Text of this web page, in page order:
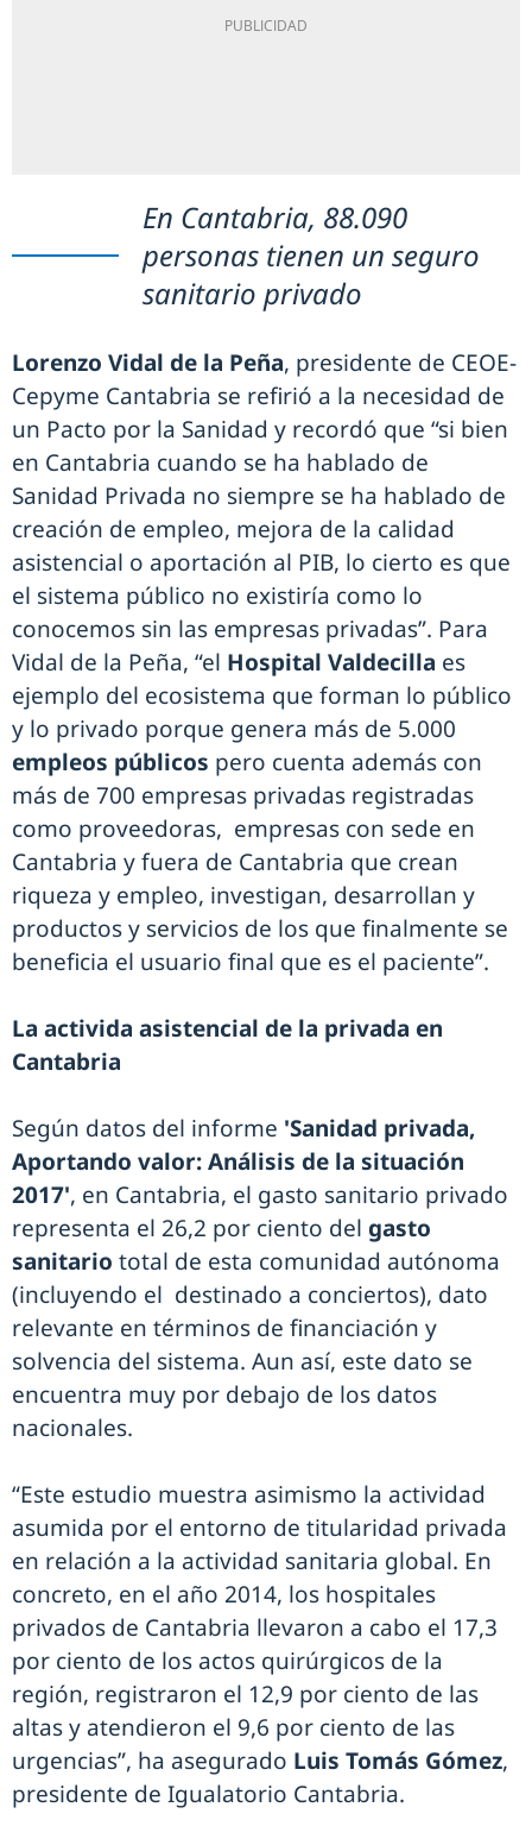
En Cantabria, 88.090
personas tienen un seguro
sanitario privado
Lorenzo Vidal de la Peña, presidente de CEOE-
Cepyme Cantabria se refirió a la necesidad de
un Pacto por la Sanidad y recordó que “si bien
en Cantabria cuando se ha hablado de
Sanidad Privada no siempre se ha hablado de
creación de empleo, mejora de la calidad
asistencial o aportación al PIB, lo cierto es que
el sistema público no existiría como lo
conocemos sin las empresas privadas”. Para
Vidal de la Peña, “el Hospital Valdecilla es
ejemplo del ecosistema que forman lo público
y lo privado porque genera más de 5.000
empleos públicos pero cuenta además con
más de 700 empresas privadas registradas
como proveedoras, empresas con sede en
Cantabria y fuera de Cantabria que crean
riqueza y empleo, investigan, desarrollan y
productos y servicios de los que finalmente se
beneficia el usuario final que es el paciente”.
La activida asistencial de la privada en
Cantabria
Según datos del informe 'Sanidad privada,
Aportando valor: Análisis de la situación
2017', en Cantabria, el gasto sanitario privado
representa el 26,2 por ciento del gasto
sanitario total de esta comunidad autónoma
(incluyendo el destinado a conciertos), dato
relevante en términos de financiación y
solvencia del sistema. Aun así, este dato se
encuentra muy por debajo de los datos
nacionales.
“Este estudio muestra asimismo la actividad
asumida por el entorno de titularidad privada
en relación a la actividad sanitaria global. En
concreto, en el año 2014, los hospitales
privados de Cantabria llevaron a cabo el 17,3
por ciento de los actos quirúrgicos de la
región, registraron el 12,9 por ciento de las
altas y atendieron el 9,6 por ciento de las
urgencias”, ha asegurado Luis Tomás Gómez,
presidente de Igualatorio Cantabria.